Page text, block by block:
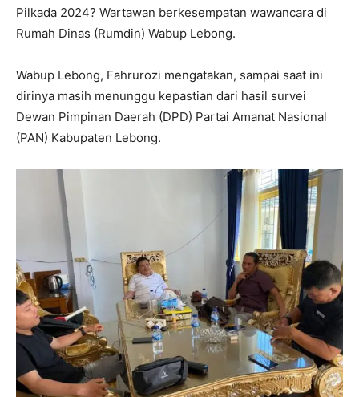
Pilkada 2024? Wartawan berkesempatan wawancara di
Rumah Dinas (Rumdin) Wabup Lebong.
Wabup Lebong, Fahrurozi mengatakan, sampai saat ini
dirinya masih menunggu kepastian dari hasil survei
Dewan Pimpinan Daerah (DPD) Partai Amanat Nasional
(PAN) Kabupaten Lebong.